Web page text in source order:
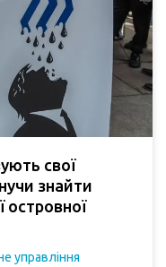
свої
знайти
островної
управління